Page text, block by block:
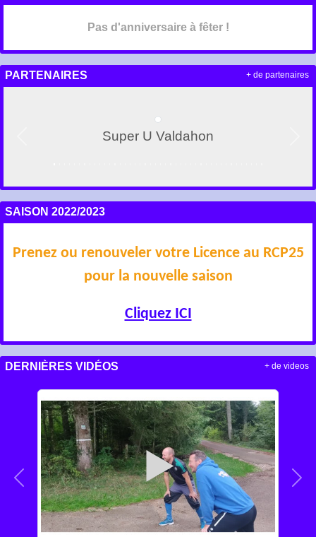
Pas d'anniversaire à fêter !
PARTENAIRES
Super U Valdahon
+ de partenaires
SAISON 2022/2023
Prenez ou renouveler votre Licence au RCP25
pour la nouvelle saison
Cliquez ICI
DERNIÈRES VIDÉOS
Précedent
+ de videos